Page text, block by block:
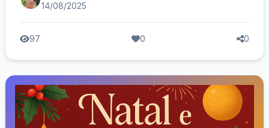
14/08/2025
97 0 0